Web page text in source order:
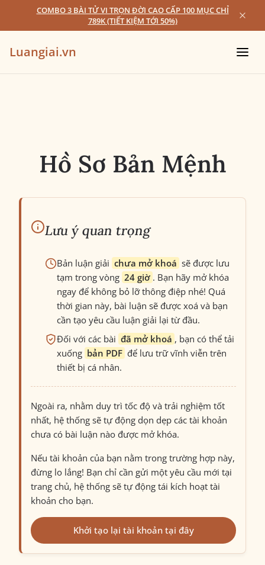
COMBO 3 BÀI TỬ VI TRỌN ĐỜI CAO CẤP 100 MỤC CHỈ
789K (TIẾT KIỆM TỚI 50%)
Luangiai.vn
Hồ Sơ Bản Mệnh
Lưu ý quan trọng
Bản luận giải chưa mở khoá sẽ được lưu
tạm trong vòng 24 giờ . Bạn hãy mở khóa
ngay để không bỏ lỡ thông điệp nhé! Quá
thời gian này, bài luận sẽ được xoá và bạn
cần tạo yêu cầu luận giải lại từ đầu.
Đối với các bài đã mở khoá , bạn có thể tải
xuống bản PDF để lưu trữ vĩnh viễn trên
thiết bị cá nhân.
Ngoài ra, nhằm duy trì tốc độ và trải nghiệm tốt
nhất, hệ thống sẽ tự động dọn dẹp các tài khoản
chưa có bài luận nào được mở khóa.
Nếu tài khoản của bạn nằm trong trường hợp này,
đừng lo lắng! Bạn chỉ cần gửi một yêu cầu mới tại
trang chủ, hệ thống sẽ tự động tái kích hoạt tài
khoản cho bạn.
Khởi tạo lại tài khoản tại đây